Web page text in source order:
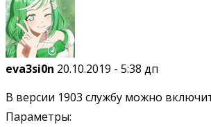
eva3si0n 20.10.2019 - 5:38 дп
В версии 1903 службу можно
Параметры: